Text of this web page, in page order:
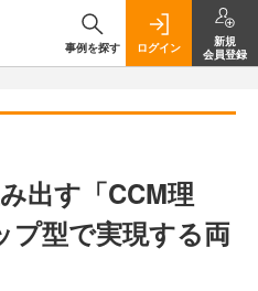
事例を探す ログイン
新規
会員登録
出す「CCM理
型で実現する両